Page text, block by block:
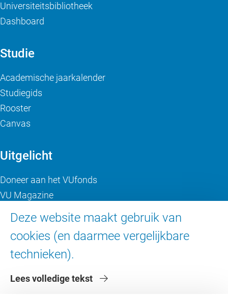
Deze website maakt gebruik van
cookies (en daarmee vergelijkbare
technieken).
Lees volledige tekst
Universiteitsbibliotheek
Dashboard
Studie
Academische jaarkalender
Studiegids
Rooster
Canvas
Uitgelicht
Doneer aan het VUfonds
VU Magazine
Over de VU
Contact en route